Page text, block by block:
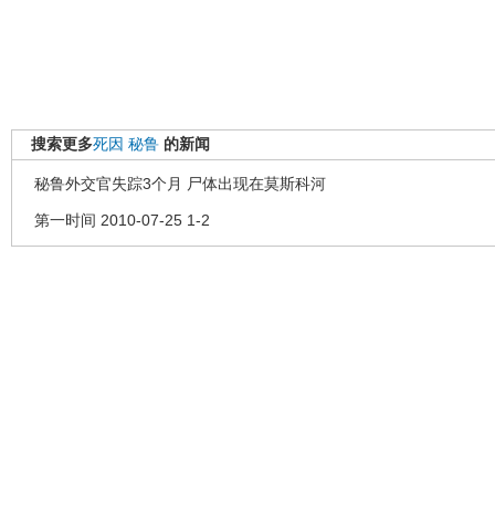
搜索更多死因 秘鲁 的新闻
秘鲁外交官失踪3个月 尸体出现在莫斯科河
第一时间 2010-07-25 1-2